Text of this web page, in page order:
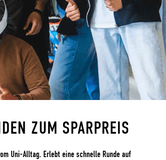
ZUM SPARPREIS
Uni-Alltag. Erlebt eine schnelle Runde auf